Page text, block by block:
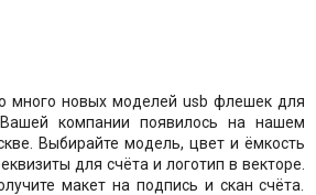
много новых моделей usb флешек для
Вашей компании появилось на нашем
Выбирайте модель, цвет и ёмкость
для счёта и логотип в векторе.
макет на подпись и скан счёта.